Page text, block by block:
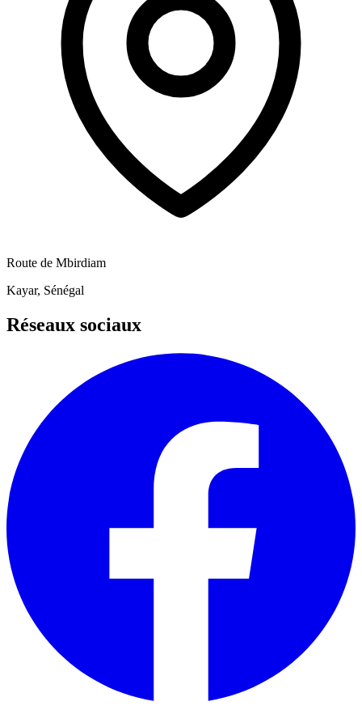
Route de Mbirdiam
Kayar, Sénégal
Réseaux sociaux